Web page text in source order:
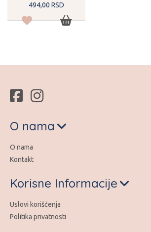
494,00 RSD
O nama
O nama
Kontakt
Korisne Informacije
Uslovi korišćenja
Politika privatnosti